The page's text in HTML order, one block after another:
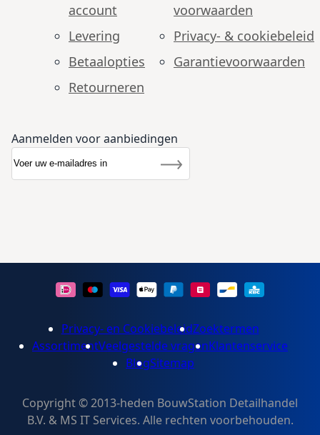
account
Levering
Betaalopties
Retourneren
voorwaarden
Privacy- & cookiebeleid
Garantie­voorwaarden
Aanmelden voor aanbiedingen
Nieuwsbrief
Inschrijven
Privacy- en CookiebeleidZoektermen
AssortimentVeelgestelde vragenKlantenservice
BlogSitemap
Copyright © 2013-heden BouwStation Detailhandel
B.V. & MS IT Services. Alle rechten voorbehouden.